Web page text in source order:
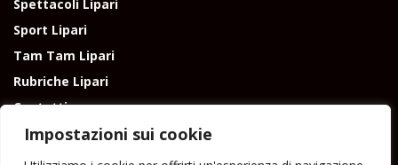
Impostazioni sui cookie
Spettacoli Lipari
Sport Lipari
Tam Tam Lipari
Rubriche Lipari
Contatti